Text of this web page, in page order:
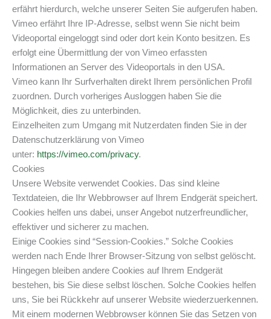
erfährt hierdurch, welche unserer Seiten Sie aufgerufen haben.
Vimeo erfährt Ihre IP-Adresse, selbst wenn Sie nicht beim
Videoportal eingeloggt sind oder dort kein Konto besitzen. Es
erfolgt eine Übermittlung der von Vimeo erfassten
Informationen an Server des Videoportals in den USA.
Vimeo kann Ihr Surfverhalten direkt Ihrem persönlichen Profil
zuordnen. Durch vorheriges Ausloggen haben Sie die
Möglichkeit, dies zu unterbinden.
Einzelheiten zum Umgang mit Nutzerdaten finden Sie in der
Datenschutzerklärung von Vimeo
unter: https://vimeo.com/privacy.
Cookies
Unsere Website verwendet Cookies. Das sind kleine
Textdateien, die Ihr Webbrowser auf Ihrem Endgerät speichert.
Cookies helfen uns dabei, unser Angebot nutzerfreundlicher,
effektiver und sicherer zu machen.
Einige Cookies sind “Session-Cookies.” Solche Cookies
werden nach Ende Ihrer Browser-Sitzung von selbst gelöscht.
Hingegen bleiben andere Cookies auf Ihrem Endgerät
bestehen, bis Sie diese selbst löschen. Solche Cookies helfen
uns, Sie bei Rückkehr auf unserer Website wiederzuerkennen.
Mit einem modernen Webbrowser können Sie das Setzen von